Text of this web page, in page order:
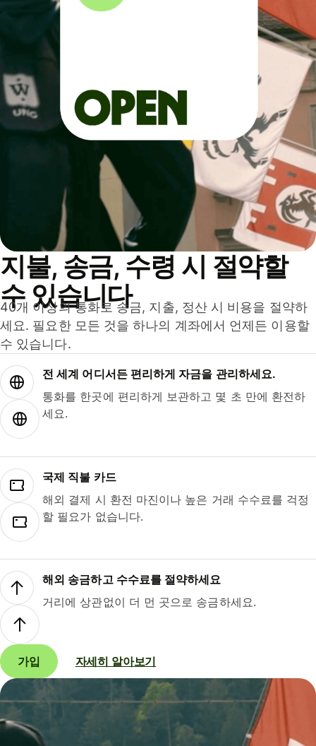
지불, 송금, 수령 시 절약할
수 있습니다
40개 이상의 통화로 송금, 지출, 정산 시 비용을 절약하
세요. 필요한 모든 것을 하나의 계좌에서 언제든 이용할
수 있습니다.
전 세계 어디서든 편리하게 자금을 관리하세요.
통화를 한곳에 편리하게 보관하고 몇 초 만에 환전하
세요.
국제 직불 카드
해외 결제 시 환전 마진이나 높은 거래 수수료를 걱정
할 필요가 없습니다.
해외 송금하고 수수료를 절약하세요
거리에 상관없이 더 먼 곳으로 송금하세요.
가입 자세히 알아보기